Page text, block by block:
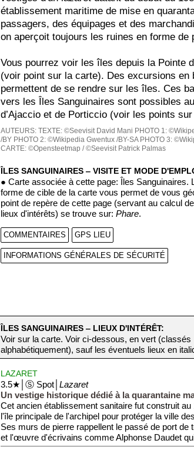
établissement maritime de mise en
passagers, des équipages et des
on aperçoit toujours les ruines en forme de
Vous pourrez voir les îles depuis la Pointe
(voir point sur la carte). Des excursions en
permettent de se rendre sur les îles. Ces
vers les Îles Sanguinaires sont possibles
d’Ajaccio et de Porticcio (voir les points
AUTEURS:TEXTE: ©Seevisit David Mani PHOTO 1:
/BY PHOTO 2: ©Wikipedia Gwentux /BY-SA PHOTO 3:
CARTE: ©Opensteetmap / ©Seevisit Patrick Palmas
ÎLES SANGUINAIRES ‒ VISITE ET MODE
● Carte associée à cette page: Îles Sanguinaires.
forme de cible de la carte vous permet de vous
point de repère de cette page (servant au calcul
lieux d'intérêts) se trouve sur:Phare.
COMMENTAIRES GPS LIEU
INFORMATIONS GÉNÉRALES DE SÉCURITÉ
ÎLES SANGUINAIRES ‒ LIEUX D'INTÉRÊT:
Voir sur la carte. Voir ci-dessous, en vert (classés
alphabétiquement), sauf les éventuels lieux en
LAZARET
3.5★│Ⓢ Spot│Lazaret
Un vestige historique dédié à la quarantaine
Cet ancien établissement sanitaire fut construit
l'île principale de l'archipel pour protéger la ville
Ses murs de pierre rappellent le passé de port de
et l'œuvre d'écrivains comme Alphonse Daudet